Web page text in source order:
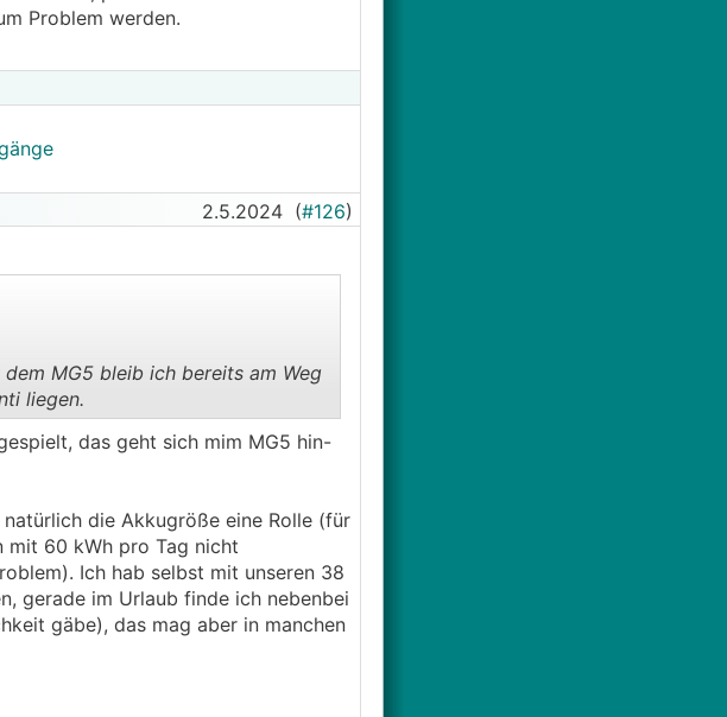
Problem werden.
2.5.2024 (#126)
MG5 bleib ich bereits am Weg
liegen.
das geht sich mim MG5 hin-
die Akkugröße eine Rolle (für
mit 60 kWh pro Tag nicht
Ich hab selbst mit unseren 38
gerade im Urlaub finde ich nebenbei
gäbe), das mag aber in manchen